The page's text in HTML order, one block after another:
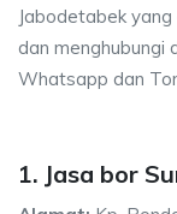
Jabodetabek
dan menghubungi
Whatsapp dan
1. Jasa bor